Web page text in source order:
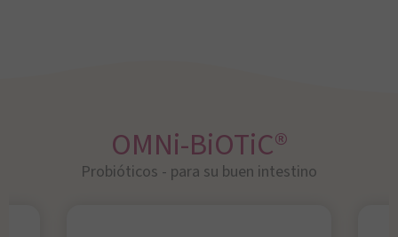
OMNi-BiOTiC®
Probióticos - para su buen intestino